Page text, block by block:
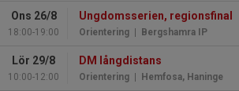
Ons 26/8
18:00-19:00
Ungdomsserien, regionsfinal
Orientering | Bergshamra IP
Lör 29/8
10:00-12:00
DM långdistans
Orientering | Hemfosa, Haninge